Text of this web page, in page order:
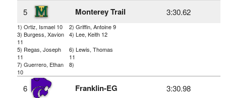
5 Monterey Trail 3:30.62
1) Ortiz, Ismael 10
2) Griffin, Antoine 9
3) Burgess, Xavion
11
4) Lee, Keith 12
5) Regas, Joseph
11
6) Lewis, Thomas
11
7) Guerrero, Ethan
10
8)
6 Franklin-EG 3:30.98